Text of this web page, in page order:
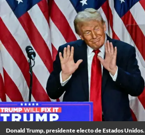
Donald Trump, presidente electo de Estados Unidos.